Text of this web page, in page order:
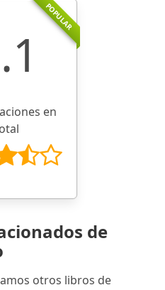
POPULAR
en
de
otros libros de